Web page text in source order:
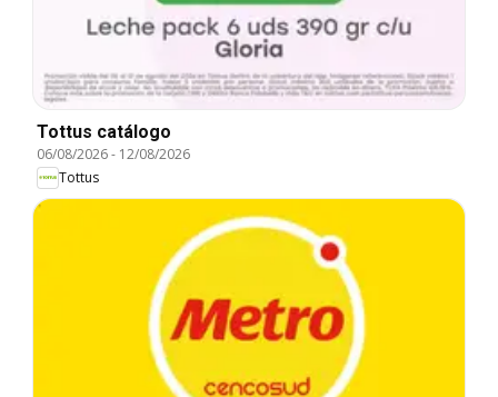
Tottus catálogo
06/08/2026- 12/08/2026
Tottus